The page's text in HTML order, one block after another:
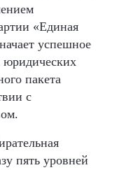
«Единая
успешное
юридических
пакета
с
пять уровней